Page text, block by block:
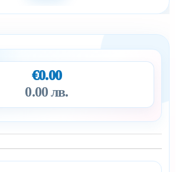
€0.00
0.00 лв.